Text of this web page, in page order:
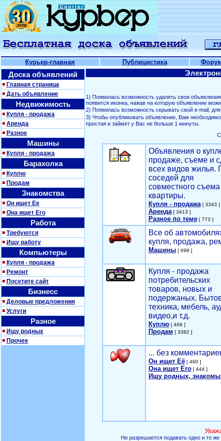
Курьер-главная Публицистика
Доска объявлений
Главная страница
Дать объявление
Недвижимость
Купля - продажа
Аренда
Разное
Машины
Купля - продажа
Барахолка
Куплю
Продам
Знакомства
Он ищет Ее
Она ищет Его
Работа
Требуются
Ищу работу
Компьютеры
Купля - продажа
Ремонт
Посетите сайт
Бизнесс
Деловые предложения
Услуги
Разное
Ищу родных
Прочее
1) Появилась возможность удалять свои
появится иконка, нажав на которую объявление
2) Появилась возможность скрывать свой е-mail,
3) Чтобы опубликовать объявление, Вам
простая и займет у Вас не больше 1 минуты.
Объявления о
продаже, съеме и
всех видов жилья.
соседей для
совместного съема
квартиры.
Купля - продажа[ 3343 ]
Аренда[ 3413 ]
Разное по теме[ 773 ]
Все об
купля, продажа,
Машины[ 698 ]
Купля - продажа
потребительских
товаров, новых и
подержаных.
техника, мебель,
видео,и т.д.
Куплю[ 468 ]
Продам [ 3382 ]
... без
Он ищет Её[ 460 ]
Она ищет Его[ 444 ]
Ищу родных,
Не разрешается подавать одно и то